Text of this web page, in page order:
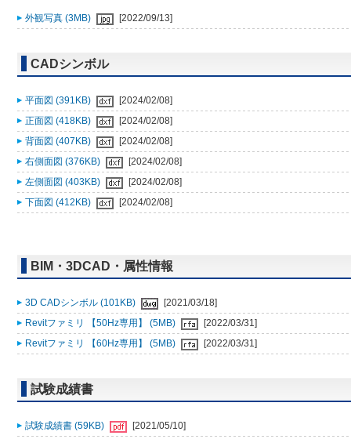
外観写真 (3MB) [2022/09/13]
CADシンボル
平面図 (391KB)
[2024/02/08]
正面図 (418KB)
[2024/02/08]
背面図 (407KB)
[2024/02/08]
右側面図 (376KB)
[2024/02/08]
左側面図 (403KB)
[2024/02/08]
下面図 (412KB)
[2024/02/08]
BIM・3DCAD・属性情報
3D CADシンボル (101KB)
[2021/03/18]
Revitファミリ 【50Hz専用】 (5MB)
[2022/03/31]
Revitファミリ 【60Hz専用】 (5MB)
[2022/03/31]
試験成績書
試験成績書 (59KB) [2021/05/10]